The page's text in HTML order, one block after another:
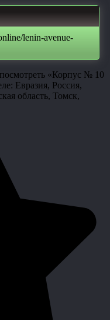
lenin-avenue-
«Корпус № 10
Евразия, Россия,
область, Томск,